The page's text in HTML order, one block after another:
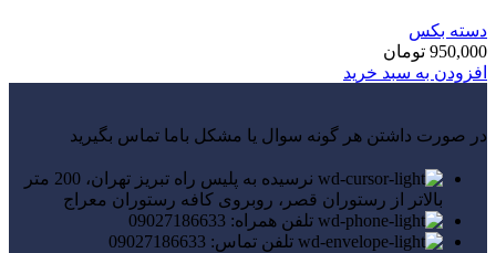
دسته بکس
950,000 تومان
افزودن به سبد خرید
در صورت داشتن هر گونه سوال یا مشکل باما تماس بگیرید
نرسیده به پلیس راه تبریز تهران، 200 متر
بالاتر از رستوران قصر، روبروی کافه رستوران معراج
تلفن همراه: 09027186633
تلفن تماس: 09027186633